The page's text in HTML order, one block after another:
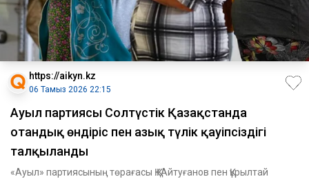
https://aikyn.kz
06 Тамыз 2026 22:15
Ауыл партиясы Солтүстік Қазақстанда
отандық өндіріс пен азық түлік қауіпсіздігі
талқыланды
«Ауыл» партиясының төрағасы Қ.Қ. Айтуғанов пен Құрылтай